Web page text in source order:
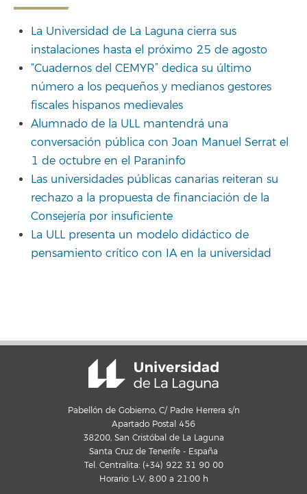
La Universidad de La Laguna cierra sus
instalaciones hasta el próximo 25 de agosto
“Cuadernos del CEMYR” dedica su último
número a los pequeños y medianos gestores
fiscales hispanos medievales
Alumnado de la ULL mantendrá una
conversación pública con Joan Manuel Serrat el
1 de octubre en el Paraninfo
Las universidades públicas canarias reiteran su
rechazo a la propuesta de financiación de la
Consejería por insuficiente
La ULL presenta un modelo didáctico de
pensamiento crítico con IA en la universidad
Pabellón de Gobierno, C/ Padre Herrera s/n
Apartado Postal 456
38200, San Cristóbal de La Laguna
Santa Cruz de Tenerife - España
Tel. Centralita: (+34) 922 31 90 00
Horario: L-V, 8:00 a 21:00 h